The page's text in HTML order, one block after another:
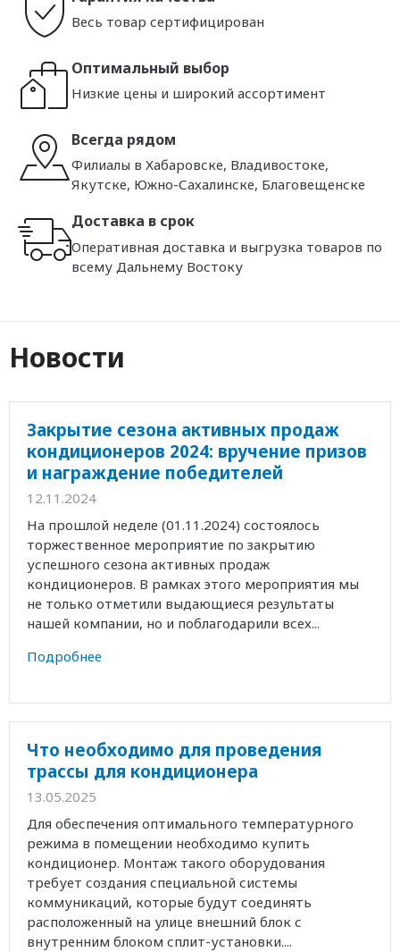
Весь товар сертифицирован
Оптимальный выбор
Низкие цены и широкий ассортимент
Всегда рядом
Филиалы в Хабаровске, Владивостоке,
Якутске, Южно-Сахалинске, Благовещенске
Доставка в срок
Оперативная доставка и выгрузка товаров по
всему Дальнему Востоку
Новости
Закрытие сезона активных продаж
кондиционеров 2024: вручение призов
и награждение победителей
12.11.2024
На прошлой неделе (01.11.2024) состоялось
торжественное мероприятие по закрытию
успешного сезона активных продаж
кондиционеров. В рамках этого мероприятия мы
не только отметили выдающиеся результаты
нашей компании, но и поблагодарили всех...
Подробнее
Что необходимо для проведения
трассы для кондиционера
13.05.2025
Для обеспечения оптимального температурного
режима в помещении необходимо купить
кондиционер. Монтаж такого оборудования
требует создания специальной системы
коммуникаций, которые будут соединять
расположенный на улице внешний блок с
внутренним блоком сплит-установки....